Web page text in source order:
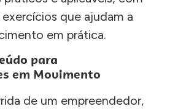
que ajudam a
em prática.
para
em Movimento
de um empreendedor,